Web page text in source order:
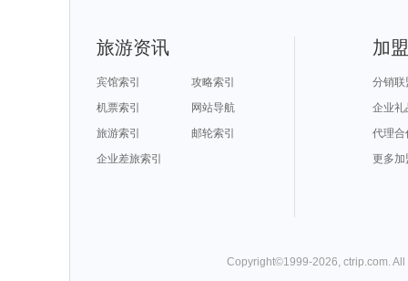
旅游资讯
宾馆索引
攻略索引
机票索引
网站导航
旅游索引
邮轮索引
企业差旅索引
加
分销联
企业礼
代理合
更多加
Copyright©1999-2026 ctrip.com .